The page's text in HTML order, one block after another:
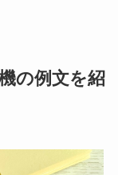
の例文を紹